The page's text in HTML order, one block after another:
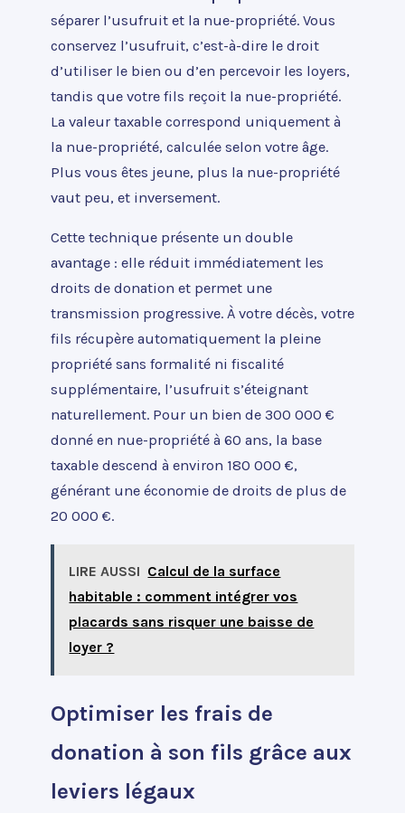
séparer l’usufruit et la nue-propriété. Vous
conservez l’usufruit, c’est-à-dire le droit
d’utiliser le bien ou d’en percevoir les loyers,
tandis que votre fils reçoit la nue-propriété.
La valeur taxable correspond uniquement à
la nue-propriété, calculée selon votre âge.
Plus vous êtes jeune, plus la nue-propriété
vaut peu, et inversement.
Cette technique présente un double
avantage : elle réduit immédiatement les
droits de donation et permet une
transmission progressive. À votre décès, votre
fils récupère automatiquement la pleine
propriété sans formalité ni fiscalité
supplémentaire, l’usufruit s’éteignant
naturellement. Pour un bien de 300 000 €
donné en nue-propriété à 60 ans, la base
taxable descend à environ 180 000 €,
générant une économie de droits de plus de
20 000 €.
LIRE AUSSI Calcul de la surface
habitable : comment intégrer vos
placards sans risquer une baisse de
loyer ?
Optimiser les frais de
donation à son fils grâce aux
leviers légaux